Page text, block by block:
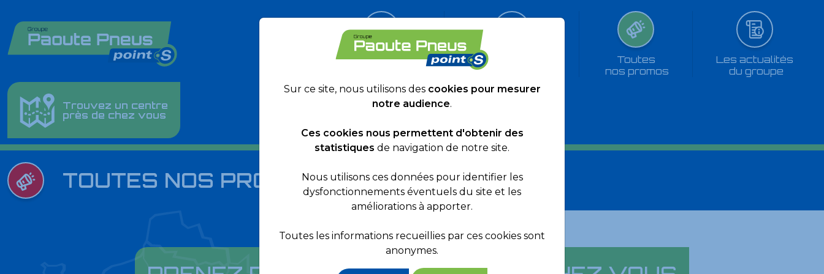
Le groupe
nos prestations
Toutes
nos promos
Les actualités
du groupe
Trouvez un centre
près de chez vous
TOUTES NOS PROMOS
Sur ce site, nous utilisons des cookies pour mesurer
notre audience.
Ces cookies nous permettent d'obtenir des
statistiques de navigation de notre site.
Nous utilisons ces données pour identifier les
dysfonctionnements éventuels du site et les
améliorations à apporter.
Toutes les informations recueillies par ces cookies sont
anonymes.